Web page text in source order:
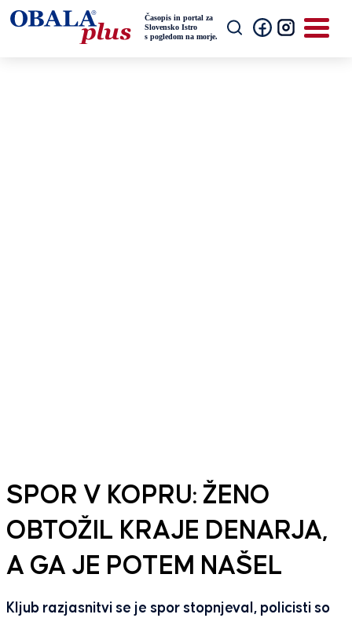
SPOR V KOPRU: ŽENO
OBTOŽIL KRAJE DENARJA,
A GA JE POTEM NAŠEL
Kljub razjasnitvi se je spor stopnjeval, policisti so